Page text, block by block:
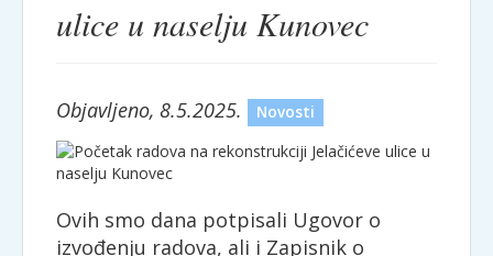
ulice u naselju Kunovec
Objavljeno, 8.5.2025. Novosti
Ovih smo dana potpisali Ugovor o
izvođenju radova, ali i Zapisnik o